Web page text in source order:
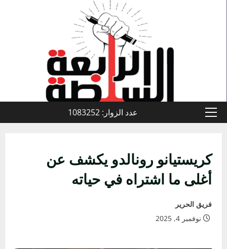
القائمة
عدد الزوار: 1083252
كريستيانو رونالدو يكشف عن
أغلى ما اشتراه في حياته
فريق الحرير
نوفمبر 4, 2025